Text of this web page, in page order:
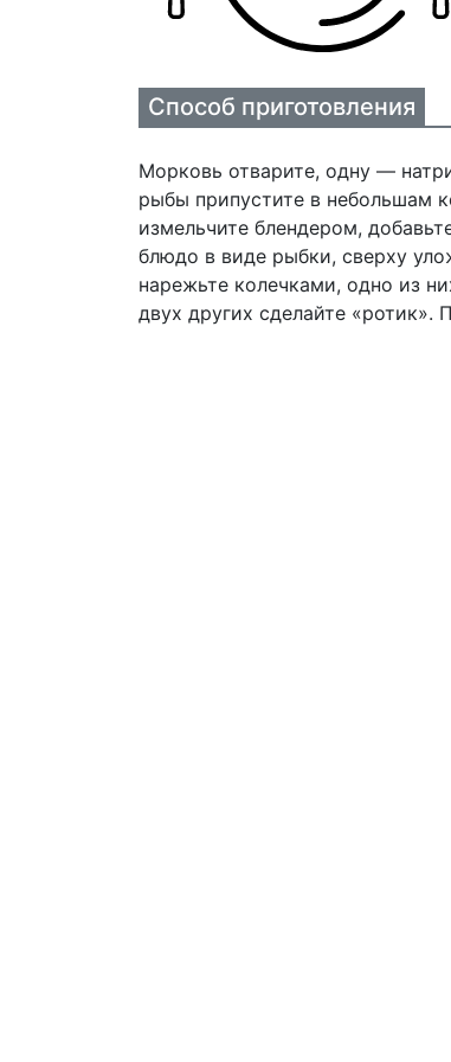
Способ приготовления
Морковь отварите, одну —
рыбы припустите в небольшам
измельчите блендером,
блюдо в виде рыбки, сверху
нарежьте колечками, одно из
двух других сделайте «ротик».